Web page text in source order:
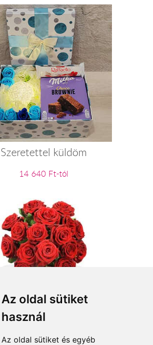
Az oldal sütiket
használ
Az oldal sütiket és egyéb
Szeretettel küldöm
14 640 Ft-tól
25-30-35 szál vörös rózsa
74 400 Ft-tól